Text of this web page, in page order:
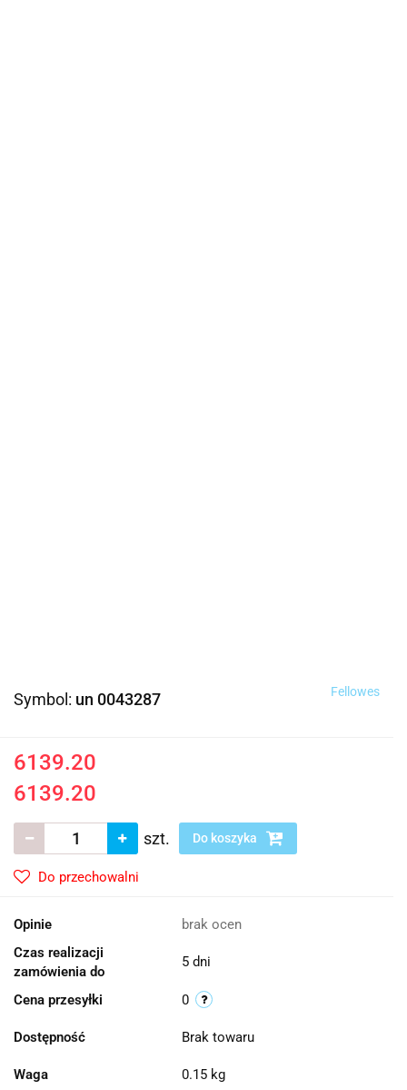
Symbol: un 0043287 Fellowes
6139.20
6139.20
szt. Do koszyka
Do przechowalni
Opinie
brak ocen
Czas realizacji
zamówienia do
5 dni
Cena przesyłki 0
Dostępność Brak towaru
Waga 0.15 kg